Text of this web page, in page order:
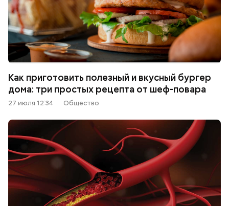
Как приготовить полезный и вкусный бургер
дома: три простых рецепта от шеф-повара
27 июля 12:34 Общество